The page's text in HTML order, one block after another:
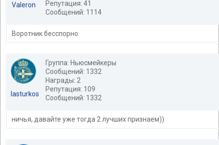
Valeron
Репутация: 41
Сообщений: 1114
Воротник бесспорно
lasturkos
Группа: Ньюсмейкеры
Сообщений: 1332
Награды: 2
Репутация: 109
Сообщений: 1332
ничья, давайте уже тогда 2 лучших признаем))